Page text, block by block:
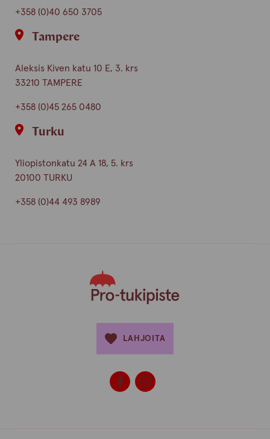
+358 (0)40 650 3705
Tampere
Aleksis Kiven katu 10 E, 3. krs
33210 TAMPERE
+358 (0)45 265 0480
Turku
Yliopistonkatu 24 A 18, 5. krs
20100 TURKU
+358 (0)44 493 8989
LAHJOITA